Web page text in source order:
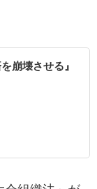
崩壊させる』